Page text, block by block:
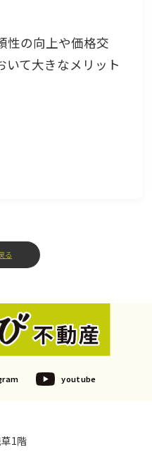
性の向上や価格交
いて大きなメリット
る
youtube
1階